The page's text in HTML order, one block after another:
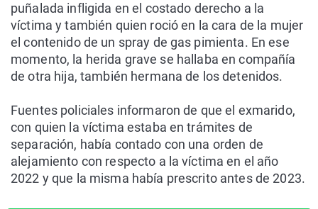
puñalada infligida en el costado derecho a la
víctima y también quien roció en la cara de la mujer
el contenido de un spray de gas pimienta. En ese
momento, la herida grave se hallaba en compañía
de otra hija, también hermana de los detenidos.
Fuentes policiales informaron de que el exmarido,
con quien la víctima estaba en trámites de
separación, había contado con una orden de
alejamiento con respecto a la víctima en el año
2022 y que la misma había prescrito antes de 2023.